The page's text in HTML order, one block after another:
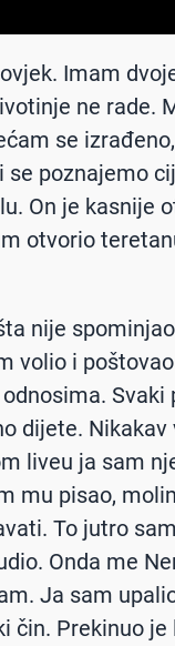
Imam
ne rade.
se
poznajemo
On je kasnije
otvorio
nije
volio i
Svaki
dijete. Nikakav
liveu ja sam
mu pisao,
To jutro
Onda me
Ja sam
čin. Prekinuo je